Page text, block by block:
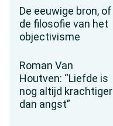
De eeuwige bron, of
de filosofie van het
objectivisme
Roman Van
Houtven: “Liefde is
nog altijd krachtiger
dan angst”